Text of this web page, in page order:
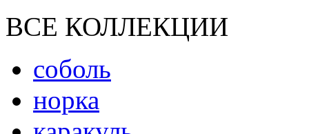
ВСЕ КОЛЛЕКЦИИ
соболь
норка